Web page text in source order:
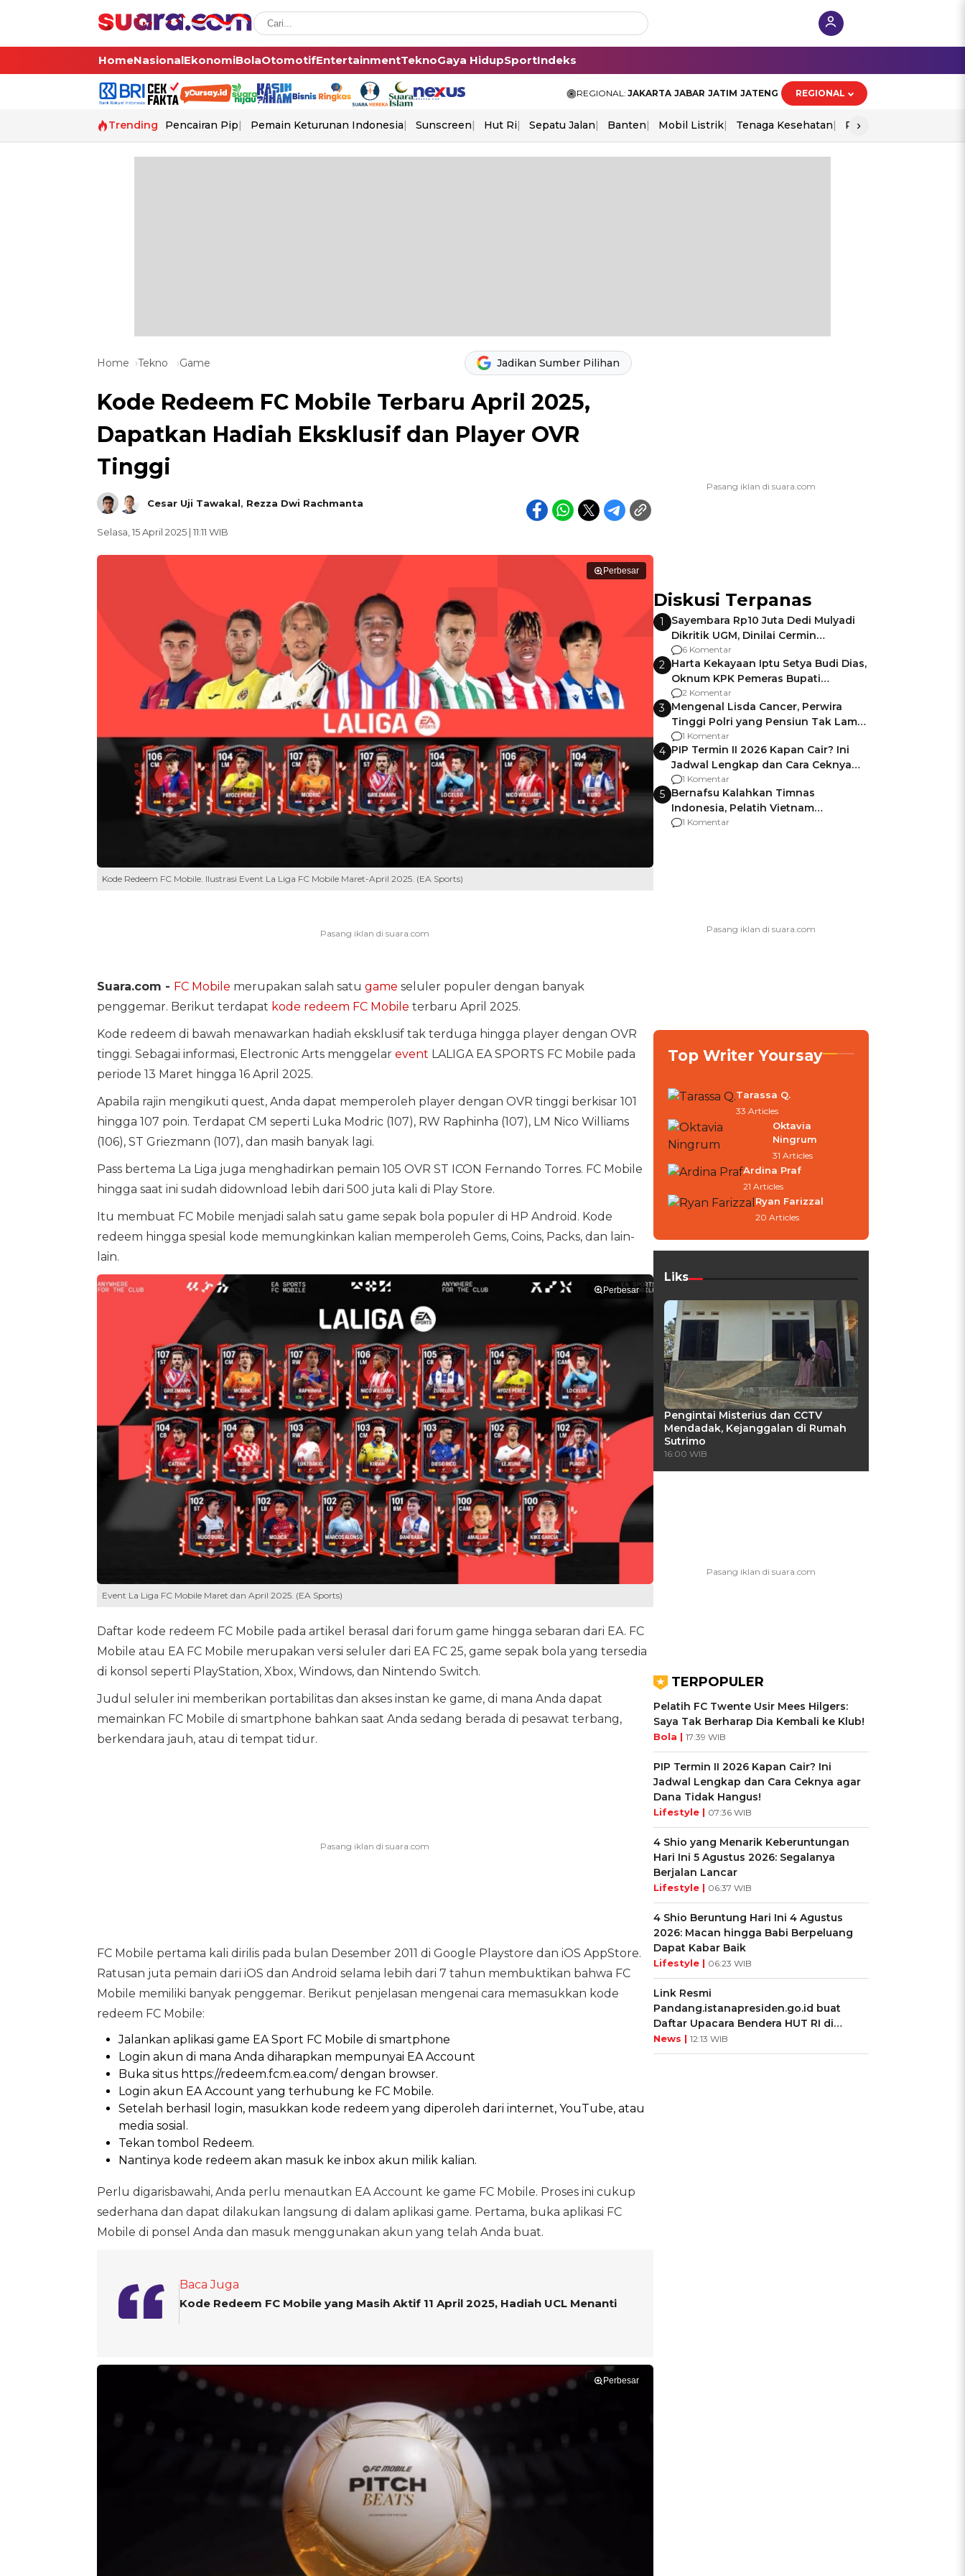
HomeNasionalEkonomiBolaOtomotifEntertainmentTeknoGaya HidupSportIndeks
REGIONAL: JAKARTA JABAR JATIM JATENG REGIONAL
Trending Pencairan Pip Pemain Keturunan Indonesia Sunscreen Hut Ri Sepatu Jalan Banten Mobil Listrik Tenaga Kesehatan Perang As-Iran
›
Home Tekno Game Jadikan Sumber Pilihan
Kode Redeem FC Mobile Terbaru April 2025,
Dapatkan Hadiah Eksklusif dan Player OVR
Tinggi
Cesar Uji Tawakal, Rezza Dwi Rachmanta
Selasa, 15 April 2025 | 11:11 WIB
Perbesar
Kode Redeem FC Mobile. Ilustrasi Event La Liga FC Mobile Maret-April 2025. (EA Sports)
Suara.com - FC Mobile merupakan salah satu game seluler populer dengan banyak
penggemar. Berikut terdapat kode redeem FC Mobile terbaru April 2025.
Kode redeem di bawah menawarkan hadiah eksklusif tak terduga hingga player dengan OVR
tinggi. Sebagai informasi, Electronic Arts menggelar event LALIGA EA SPORTS FC Mobile pada
periode 13 Maret hingga 16 April 2025.
Apabila rajin mengikuti quest, Anda dapat memperoleh player dengan OVR tinggi berkisar 101
hingga 107 poin. Terdapat CM seperti Luka Modric (107), RW Raphinha (107), LM Nico Williams
(106), ST Griezmann (107), dan masih banyak lagi.
Pass bertema La Liga juga menghadirkan pemain 105 OVR ST ICON Fernando Torres. FC Mobile
hingga saat ini sudah didownload lebih dari 500 juta kali di Play Store.
Itu membuat FC Mobile menjadi salah satu game sepak bola populer di HP Android. Kode
redeem hingga spesial kode memungkinkan kalian memperoleh Gems, Coins, Packs, dan lain-
lain.
Perbesar
Event La Liga FC Mobile Maret dan April 2025. (EA Sports)
Daftar kode redeem FC Mobile pada artikel berasal dari forum game hingga sebaran dari EA. FC
Mobile atau EA FC Mobile merupakan versi seluler dari EA FC 25, game sepak bola yang tersedia
di konsol seperti PlayStation, Xbox, Windows, dan Nintendo Switch.
Judul seluler ini memberikan portabilitas dan akses instan ke game, di mana Anda dapat
memainkan FC Mobile di smartphone bahkan saat Anda sedang berada di pesawat terbang,
berkendara jauh, atau di tempat tidur.
FC Mobile pertama kali dirilis pada bulan Desember 2011 di Google Playstore dan iOS AppStore.
Ratusan juta pemain dari iOS dan Android selama lebih dari 7 tahun membuktikan bahwa FC
Mobile memiliki banyak penggemar. Berikut penjelasan mengenai cara memasukkan kode
redeem FC Mobile:
Jalankan aplikasi game EA Sport FC Mobile di smartphone
Login akun di mana Anda diharapkan mempunyai EA Account
Buka situs https://redeem.fcm.ea.com/ dengan browser.
Login akun EA Account yang terhubung ke FC Mobile.
Setelah berhasil login, masukkan kode redeem yang diperoleh dari internet, YouTube, atau
media sosial.
Tekan tombol Redeem.
Nantinya kode redeem akan masuk ke inbox akun milik kalian.
Perlu digarisbawahi, Anda perlu menautkan EA Account ke game FC Mobile. Proses ini cukup
sederhana dan dapat dilakukan langsung di dalam aplikasi game. Pertama, buka aplikasi FC
Mobile di ponsel Anda dan masuk menggunakan akun yang telah Anda buat.
Baca Juga
Kode Redeem FC Mobile yang Masih Aktif 11 April 2025, Hadiah UCL Menanti
Perbesar
Diskusi Terpanas
1
Sayembara Rp10 Juta Dedi Mulyadi
Dikritik UGM, Dinilai Cermin
Gagalnya Negara Jamin Keamanan
6 Komentar
2 Harta Kekayaan Iptu Setya Budi Dias,
Oknum KPK Pemeras Bupati
Pemalang
2 Komentar
3 Mengenal Lisda Cancer, Perwira
Tinggi Polri yang Pensiun Tak Lama
Usai Jadi Brigjen
1 Komentar
4 PIP Termin II 2026 Kapan Cair? Ini
Jadwal Lengkap dan Cara Ceknya
agar Dana Tidak Hangus!
1 Komentar
5 Bernafsu Kalahkan Timnas
Indonesia, Pelatih Vietnam
Berencana Pakai Jimat di Pakansari
1 Komentar
Top Writer Yoursay
Tarassa Q.
33 Articles
Oktavia
Ningrum
31 Articles
Ardina Praf
21 Articles
Ryan Farizzal
20 Articles
Liks
Pengintai Misterius dan CCTV
Mendadak, Kejanggalan di Rumah
Sutrimo
16:00 WIB
TERPOPULER
Pelatih FC Twente Usir Mees Hilgers:
Saya Tak Berharap Dia Kembali ke Klub!
Bola | 17:39 WIB
PIP Termin II 2026 Kapan Cair? Ini
Jadwal Lengkap dan Cara Ceknya agar
Dana Tidak Hangus!
Lifestyle | 07:36 WIB
4 Shio yang Menarik Keberuntungan
Hari Ini 5 Agustus 2026: Segalanya
Berjalan Lancar
Lifestyle | 06:37 WIB
4 Shio Beruntung Hari Ini 4 Agustus
2026: Macan hingga Babi Berpeluang
Dapat Kabar Baik
Lifestyle | 06:23 WIB
Link Resmi
Pandang.istanapresiden.go.id buat
Daftar Upacara Bendera HUT RI di
Istana Negara
News | 12:13 WIB